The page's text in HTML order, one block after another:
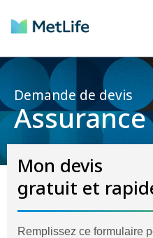
Demande de devis
Mon devis
gratuit et
Remplissez ce formulaire